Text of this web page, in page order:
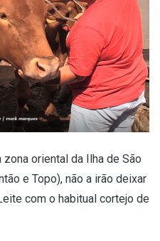
oriental da Ilha de São
e Topo), não a irão deixar
com o habitual cortejo de